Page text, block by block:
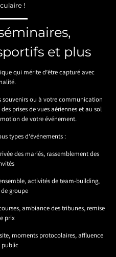
!
et plus
qui mérite d’être capturé avec
souvenirs ou à votre communication
prises de vues aériennes et au sol
de votre événement.
types d’événements :
des mariés, rassemblement des
activités de team-building,
groupe
ambiance des tribunes, remise
prix
moments protocolaires, affluence